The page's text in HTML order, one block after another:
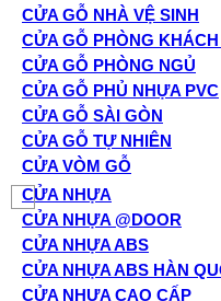
CỬA GỖ NHÀ VỆ SINH
CỬA GỖ PHÒNG
CỬA GỖ PHÒNG NGỦ
CỬA GỖ PHỦ NHỰA PVC
CỬA GỖ SÀI GÒN
CỬA GỖ TỰ NHIÊN
CỬA VÒM GỖ
CỬA NHỰA
CỬA NHỰA @DOOR
CỬA NHỰA ABS
CỬA NHỰA ABS HÀN
CỬA NHỰA CAO CẤP